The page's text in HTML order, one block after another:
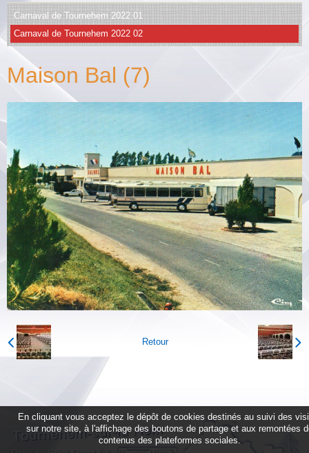
Carnaval de Tournehem 2022 01
Carnaval de Tournehem 2022 02
Maison Bal (7)
Retour
En cliquant vous acceptez le dépôt de cookies destinés au suivi des
sur notre site, à l'affichage des boutons de partage et aux remontées
contenus des plateformes sociales.